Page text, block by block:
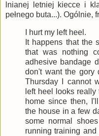
lnianej letniej kiecce i
pełnego buta...). Ogólnie,
I hurt my left heel.
It happens that the
that was nothing
adhesive bandage
don't want the gory
Thursday I cannot
left heel looks
home since then,
the house in a few
some normal
running training